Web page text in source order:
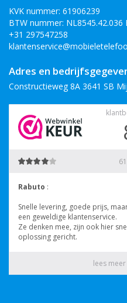
KVK nummer: 61906239
BTW nummer: NL8545.42.036
+31 297547258
Adres en
Constructieweg 8A 3641 SB